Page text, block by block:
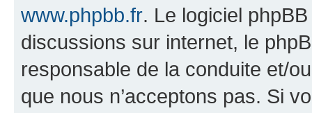
www.phpbb.fr. Le logiciel
discussions sur internet, le
responsable de la conduite et/
que nous n’acceptons pas. Si